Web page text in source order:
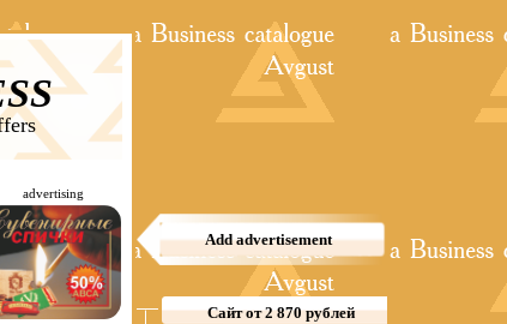
advertising
Add advertisement
Сайт от 2 870 рублей